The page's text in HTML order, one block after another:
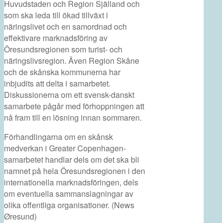
Huvudstaden och Region Själland och
som ska leda till ökad tillväxt i
näringslivet och en samordnad och
effektivare marknadsföring av
Öresundsregionen som turist- och
näringslivsregion. Även Region Skåne
och de skånska kommunerna har
inbjudits att delta i samarbetet.
Diskussionerna om ett svensk-danskt
samarbete pågår med förhoppningen att
nå fram till en lösning innan sommaren.
Förhandlingarna om en skånsk
medverkan i Greater Copenhagen-
samarbetet handlar dels om det ska bli
namnet på hela Öresundsregionen i den
internationella marknadsföringen, dels
om eventuella sammanslagningar av
olika offentliga organisationer. (News
Øresund)